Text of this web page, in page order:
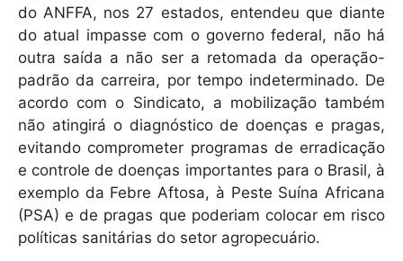
do ANFFA, nos 27 estados, entendeu que diante
do atual impasse com o governo federal, não há
outra saída a não ser a retomada da operação-
padrão da carreira, por tempo indeterminado. De
acordo com o Sindicato, a mobilização também
não atingirá o diagnóstico de doenças e pragas,
evitando comprometer programas de erradicação
e controle de doenças importantes para o Brasil, à
exemplo da Febre Aftosa, à Peste Suína Africana
(PSA) e de pragas que poderiam colocar em risco
políticas sanitárias do setor agropecuário.